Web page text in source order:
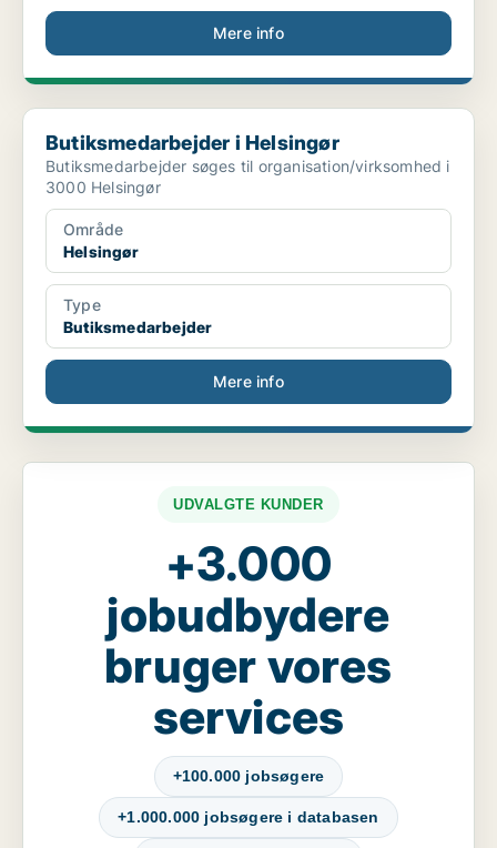
Mere info
Butiksmedarbejder i Helsingør
Butiksmedarbejder i Helsingør
Butiksmedarbejder søges til organisation/virksomhed i
3000 Helsingør
Område
Helsingør
Type
Butiksmedarbejder
Mere info
UDVALGTE KUNDER
+3.000
jobudbydere
bruger vores
services
+100.000 jobsøgere
+1.000.000 jobsøgere i databasen